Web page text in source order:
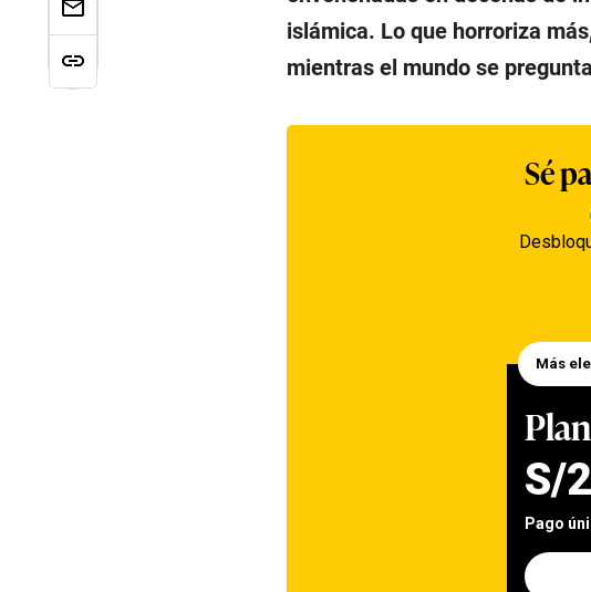
islámica. Lo que horroriza
mientras el mundo se